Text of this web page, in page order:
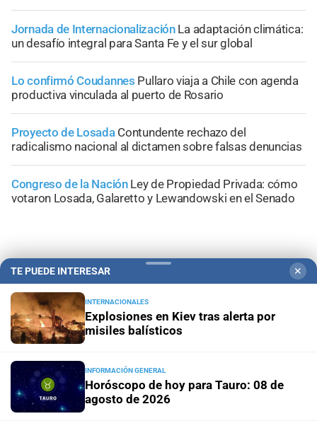
Jornada de Internacionalización La adaptación climática:
un desafío integral para Santa Fe y el sur global
Lo confirmó Coudannes Pullaro viaja a Chile con agenda
productiva vinculada al puerto de Rosario
Proyecto de Losada Contundente rechazo del
radicalismo nacional al dictamen sobre falsas denuncias
Congreso de la Nación Ley de Propiedad Privada: cómo
votaron Losada, Galaretto y Lewandowski en el Senado
+Área Metropolitana
TE PUEDE INTERESAR ✕
INTERNACIONALES
Explosiones en Kiev tras alerta por
misiles balísticos
INFORMACIÓN GENERAL
Horóscopo de hoy para Tauro: 08 de
agosto de 2026